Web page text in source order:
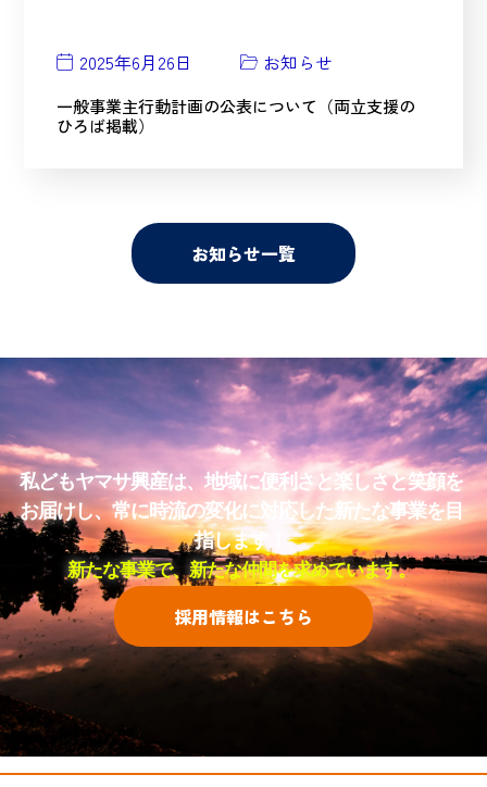
2025年6月26日 お知らせ
一般事業主行動計画の公表について（両立支援の
ひろば掲載）
お知らせ一覧
私どもヤマサ興産は、地域に便利さと楽しさと笑顔を
お届けし、常に時流の変化に対応した新たな事業を目
指します！
新たな事業で、新たな仲間を求めています。
採用情報はこちら